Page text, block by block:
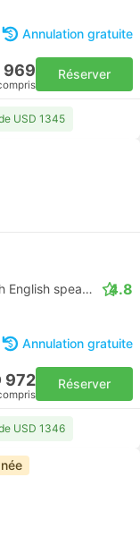
Annulation gratuite
969 Réserver
USD 1345
Daytrip private transfer with English speaking driver 4.8
Annulation gratuite
972 Réserver
USD 1346